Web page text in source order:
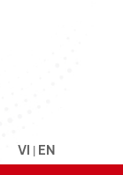
VI | EN